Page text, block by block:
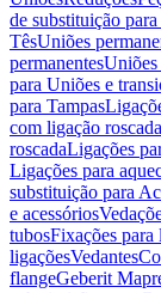
de substituição
TêsUniões
permanentesUniões
para Uniões e
para Tampas
com ligação roscada
roscadaLigações
Ligações para
substituição para
e acessórios
tubosFixações para
ligaçõesVedantes
flangeGeberit